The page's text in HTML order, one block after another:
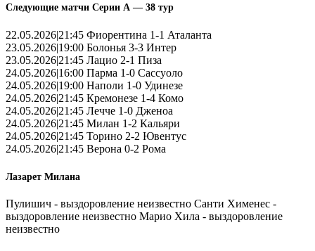
Следующие матчи Серии А — 38 тур
22.05.2026|21:45 Фиорентина 1-1 Аталанта
23.05.2026|19:00 Болонья 3-3 Интер
23.05.2026|21:45 Лацио 2-1 Пиза
24.05.2026|16:00 Парма 1-0 Сассуоло
24.05.2026|19:00 Наполи 1-0 Удинезе
24.05.2026|21:45 Кремонезе 1-4 Комо
24.05.2026|21:45 Лечче 1-0 Дженоа
24.05.2026|21:45 Милан 1-2 Кальяри
24.05.2026|21:45 Торино 2-2 Ювентус
24.05.2026|21:45 Верона 0-2 Рома
Лазарет Милана
Пулишич - выздоровление неизвестно Санти Хименес -
выздоровление неизвестно Марио Хила - выздоровление
неизвестно